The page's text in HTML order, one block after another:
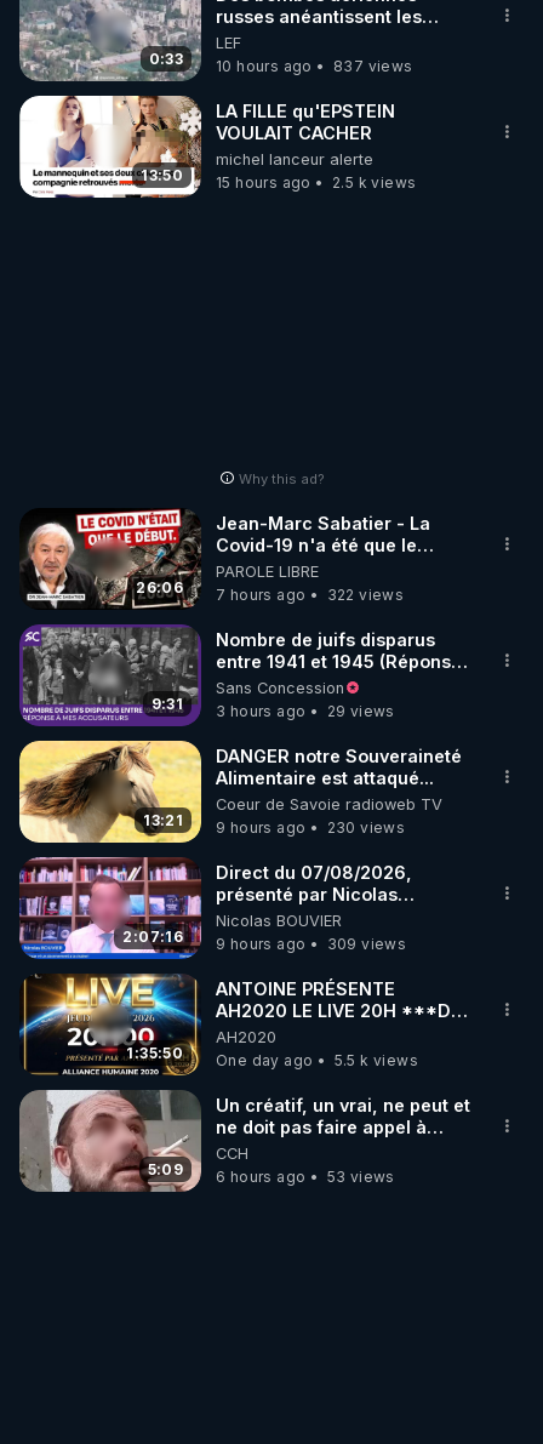
http://rgnr.li/stages
_________
LES CODES PROMO DES PARTENAIRES
▶ 10 % de réduction sur les extracteurs de la
marque SANA :
Rendez-vous sur http://rgnr.li/lechoubrave
code : REGENERE10
▶ 30 jours gratuit sur l’application de méditation et
de bien-être ENVOL :
Rendez-vous sur https://www.envol.app/code
le code : REGENERE
0:33
russes anéantissent les
centres de contrôle de
drones de 3 brigades
ukrainienne
LEF
10 hours ago
837 views
13:50
LA FILLE qu'EPSTEIN
VOULAIT CACHER
michel lanceur alerte
15 hours ago
2.5 k views
Why this ad?
26:06
Jean-Marc Sabatier - La
Covid-19 n'a été que le
début - L'ARN messager
jusqu où ira-t-il ?
PAROLE LIBRE
7 hours ago
322 views
9:31
Nombre de juifs disparus
entre 1941 et 1945 (Réponse
à mes accusateurs)
Sans Concession
3 hours ago
29 views
13:21
DANGER notre Souveraineté
Alimentaire est attaqué...
Coeur de Savoie radioweb TV
9 hours ago
230 views
2:07:16
Direct du 07/08/2026,
présenté par Nicolas
BOUVIER
Nicolas BOUVIER
9 hours ago
309 views
1:35:50
ANTOINE PRÉSENTE
AH2020 LE LIVE 20H ***DU
06/08/2026***
AH2020
One day ago
5.5 k views
5:09
Un créatif, un vrai, ne peut et
ne doit pas faire appel à
l'intelligence artificielle
CCH
6 hours ago
53 views